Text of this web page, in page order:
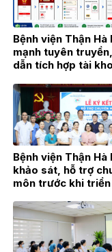
Bệnh viện Thận Hà
mạnh tuyên
dẫn tích hợp tài
ứng dụng VNeID
Bệnh viện Thận Hà
khảo sát, hỗ trợ
môn trước khi
tại Bệnh viện Đa
Đức